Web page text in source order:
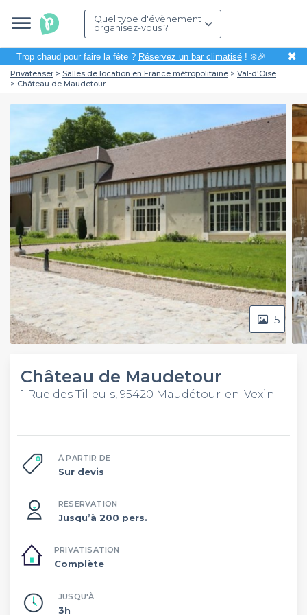
Quel type d'évènement
organisez-vous ?
Trop chaud pour faire la fête ? Réservez un bar climatisé! ❄️🎉 ✖
Privateaser Salles de location en France métropolitaine
Val-d'Oise
Château de Maudetour
5
Château de Maudetour
1 Rue des Tilleuls, 95420 Maudétour-en-Vexin
À PARTIR DE
Sur devis
RÉSERVATION
Jusqu’à 200 pers.
PRIVATISATION
Complète
JUSQU'À
3h